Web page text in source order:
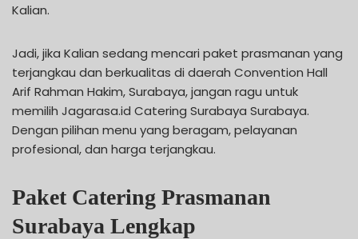
Kalian.
Jadi, jika Kalian sedang mencari paket prasmanan yang
terjangkau dan berkualitas di daerah Convention Hall
Arif Rahman Hakim, Surabaya, jangan ragu untuk
memilih Jagarasa.id Catering Surabaya Surabaya.
Dengan pilihan menu yang beragam, pelayanan
profesional, dan harga terjangkau.
Paket Catering Prasmanan
Surabaya Lengkap